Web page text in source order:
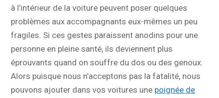
à l’intérieur de la voiture peuvent poser quelques
problèmes aux accompagnants eux-mêmes un peu
fragiles. Si ces gestes paraissent anodins pour une
personne en pleine santé, ils deviennent plus
éprouvants quand on souffre du dos ou des genoux.
Alors puisque nous n’acceptons pas la fatalité, nous
pouvons ajouter dans vos voitures une poignée de